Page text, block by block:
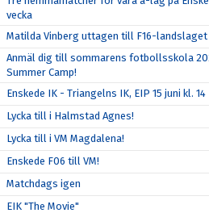
vecka
Matilda Vinberg uttagen till F16-landslaget
Anmäl dig till sommarens fotbollsskola
Summer Camp!
Enskede IK - Triangelns IK, EIP 15 juni kl. 14
Lycka till i Halmstad Agnes!
Lycka till i VM Magdalena!
Enskede F06 till VM!
Matchdags igen
EIK "The Movie"